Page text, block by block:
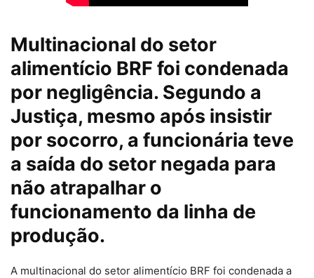
Multinacional do setor
alimentício BRF foi condenada
por negligência. Segundo a
Justiça, mesmo após insistir
por socorro, a funcionária teve
a saída do setor negada para
não atrapalhar o
funcionamento da linha de
produção.
A multinacional do setor alimentício BRF foi condenada a